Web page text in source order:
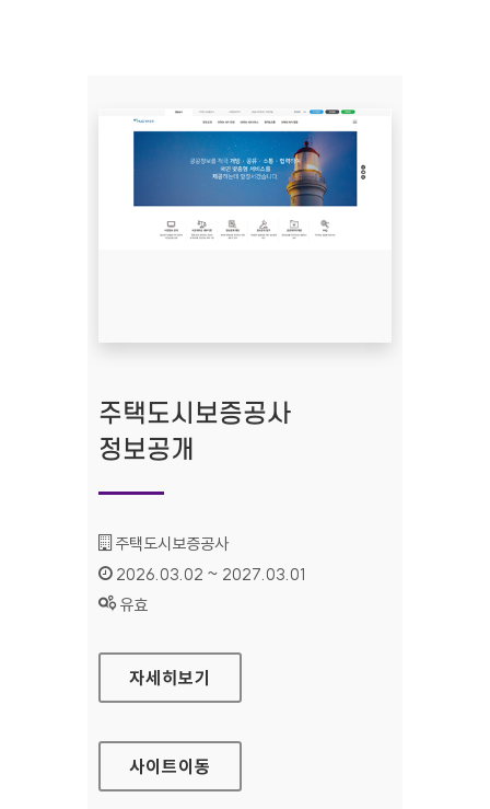
주택도시보증공사
정보공개
기관명 :
주택도시보증공사
인증기간 :
2026.03.02 ~ 2027.03.01
상태 :
유효
주택도시보증공사 정보공개
자세히보기
사이트이동